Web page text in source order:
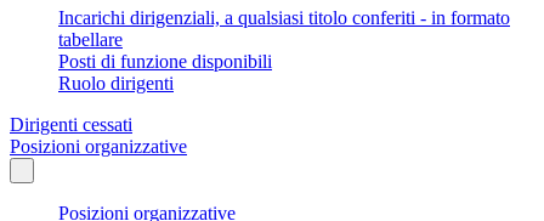
Incarichi dirigenziali, a qualsiasi titolo conferiti - in formato
tabellare
Posti di funzione disponibili
Ruolo dirigenti
Dirigenti cessati
Posizioni organizzative
Posizioni organizzative